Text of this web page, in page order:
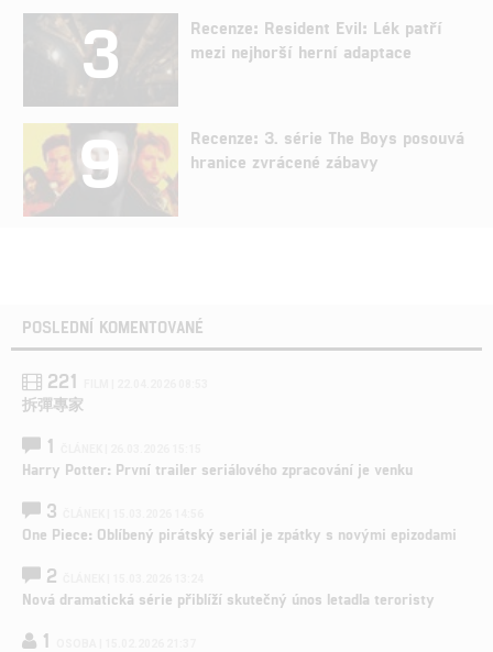
3
Recenze: Resident Evil: Lék patří
mezi nejhorší herní adaptace
9
Recenze: 3. série The Boys posouvá
hranice zvrácené zábavy
POSLEDNÍ KOMENTOVANÉ
221
拆彈專家
1
Harry Potter: První trailer seriálového zpracování je venku
3
One Piece: Oblíbený pirátský seriál je zpátky s novými epizodami
2
Nová dramatická série přiblíží skutečný únos letadla teroristy
1